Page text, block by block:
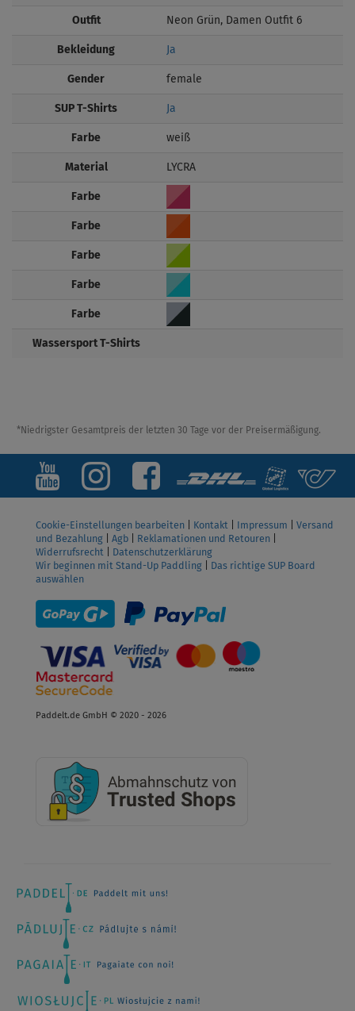
Outfit Neon Grün, Damen Outfit 6
Bekleidung Ja
Gender female
SUP T-Shirts Ja
Farbe weiß
Material LYCRA
Farbe
Farbe
Farbe
Farbe
Farbe
Wassersport T-Shirts
*Niedrigster Gesamtpreis der letzten 30 Tage vor der Preisermäßigung.
Cookie-Einstellungen bearbeiten Kontakt Impressum
Versand
und Bezahlung
Agb Reklamationen und Retouren
Widerrufsrecht
Datenschutzerklärung
Wir beginnen mit Stand-Up Paddling
Das richtige SUP Board
auswählen
Paddelt.de GmbH © 2020 - 2026